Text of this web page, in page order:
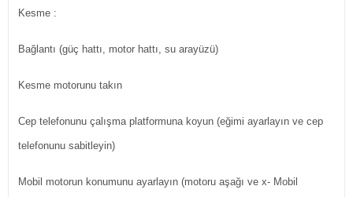
Kesme :
Bağlantı (güç hattı, motor hattı, su arayüzü)
Kesme motorunu takın
Cep telefonunu çalışma platformuna koyun (eğimi ayarlayın ve cep
telefonunu sabitleyin)
Mobil motorun konumunu ayarlayın (motoru aşağı ve x- Mobil